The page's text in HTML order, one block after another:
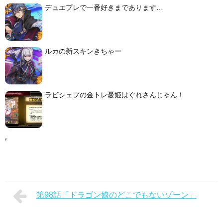
デュエプレで一番好きまであります…
ルカの新スキンきちゃー
ラビシェフの金トレ憂姫はぐれさんじゃん！
第98話「ドラゴン娘のどこでもないゾーン」